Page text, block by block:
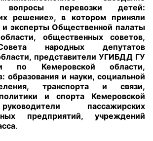
OPKO42@BK.RU
ОБРАТНАЯ СВЯЗЬ
вопросы перевозки детей:
решение», в котором приняли
и эксперты Общественной палаты
общественных советов,
народных депутатов
представители УГИБДД ГУ
по Кемеровской области,
образования и науки, социальной
транспорта и связи,
и спорта Кемеровской
руководители пассажирских
предприятий, учреждений
.